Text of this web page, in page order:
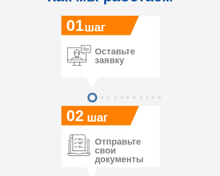
02
01
Оставьте
заявку
шаг
шаг
Отправьте
свои
документы